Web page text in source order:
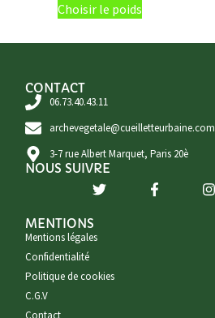
Choisir le poids
CONTACT
06.73.40.43.11
archevegetale@cueilletteurbaine.com
3-7 rue Albert Marquet, Paris 20è
NOUS SUIVRE
MENTIONS
Mentions légales
Confidentialité
Politique de cookies
C.G.V
Contact